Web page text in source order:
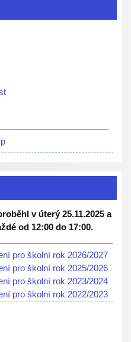
v úterý 25.11.2025 a
od 12:00 do 17:00.
pro školní rok 2026/2027
pro školní rok 2025/2026
pro školní rok 2023/2024
pro školní rok 2022/2023